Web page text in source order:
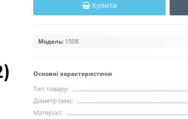
Купити
Модель: 1508
Основні характеристики
Тип товару:
Діаметр (мм):
Матеріал: